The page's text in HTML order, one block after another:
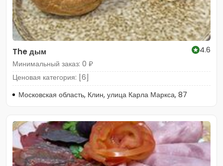
The дым
4.6
Минимальный заказ: 0 ₽
Ценовая категория: [6]
Московская область, Клин, улица Карла Маркса, 87